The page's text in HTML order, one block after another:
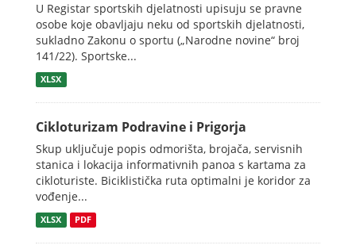
U Registar sportskih djelatnosti upisuju se pravne
osobe koje obavljaju neku od sportskih djelatnosti,
sukladno Zakonu o sportu („Narodne novine“ broj
141/22). Sportske...
XLSX
Cikloturizam Podravine i Prigorja
Skup uključuje popis odmorišta, brojača, servisnih
stanica i lokacija informativnih panoa s kartama za
cikloturiste. Biciklistička ruta optimalni je koridor za
vođenje...
XLSX PDF